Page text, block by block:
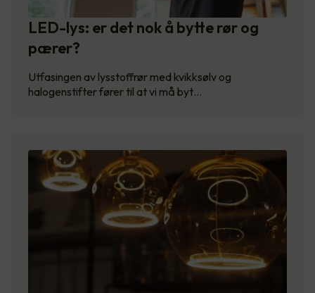
LED-lys: er det nok å bytte rør og
pærer?
Utfasingen av lysstoffrør med kvikksølv og
halogenstifter fører til at vi må byt…